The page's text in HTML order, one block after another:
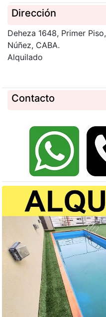
Dirección
Deheza 1648, Primer Piso,
Núñez, CABA.
Alquilado
Contacto